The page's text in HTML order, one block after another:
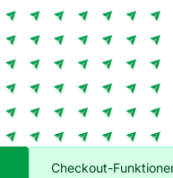
Checkout-